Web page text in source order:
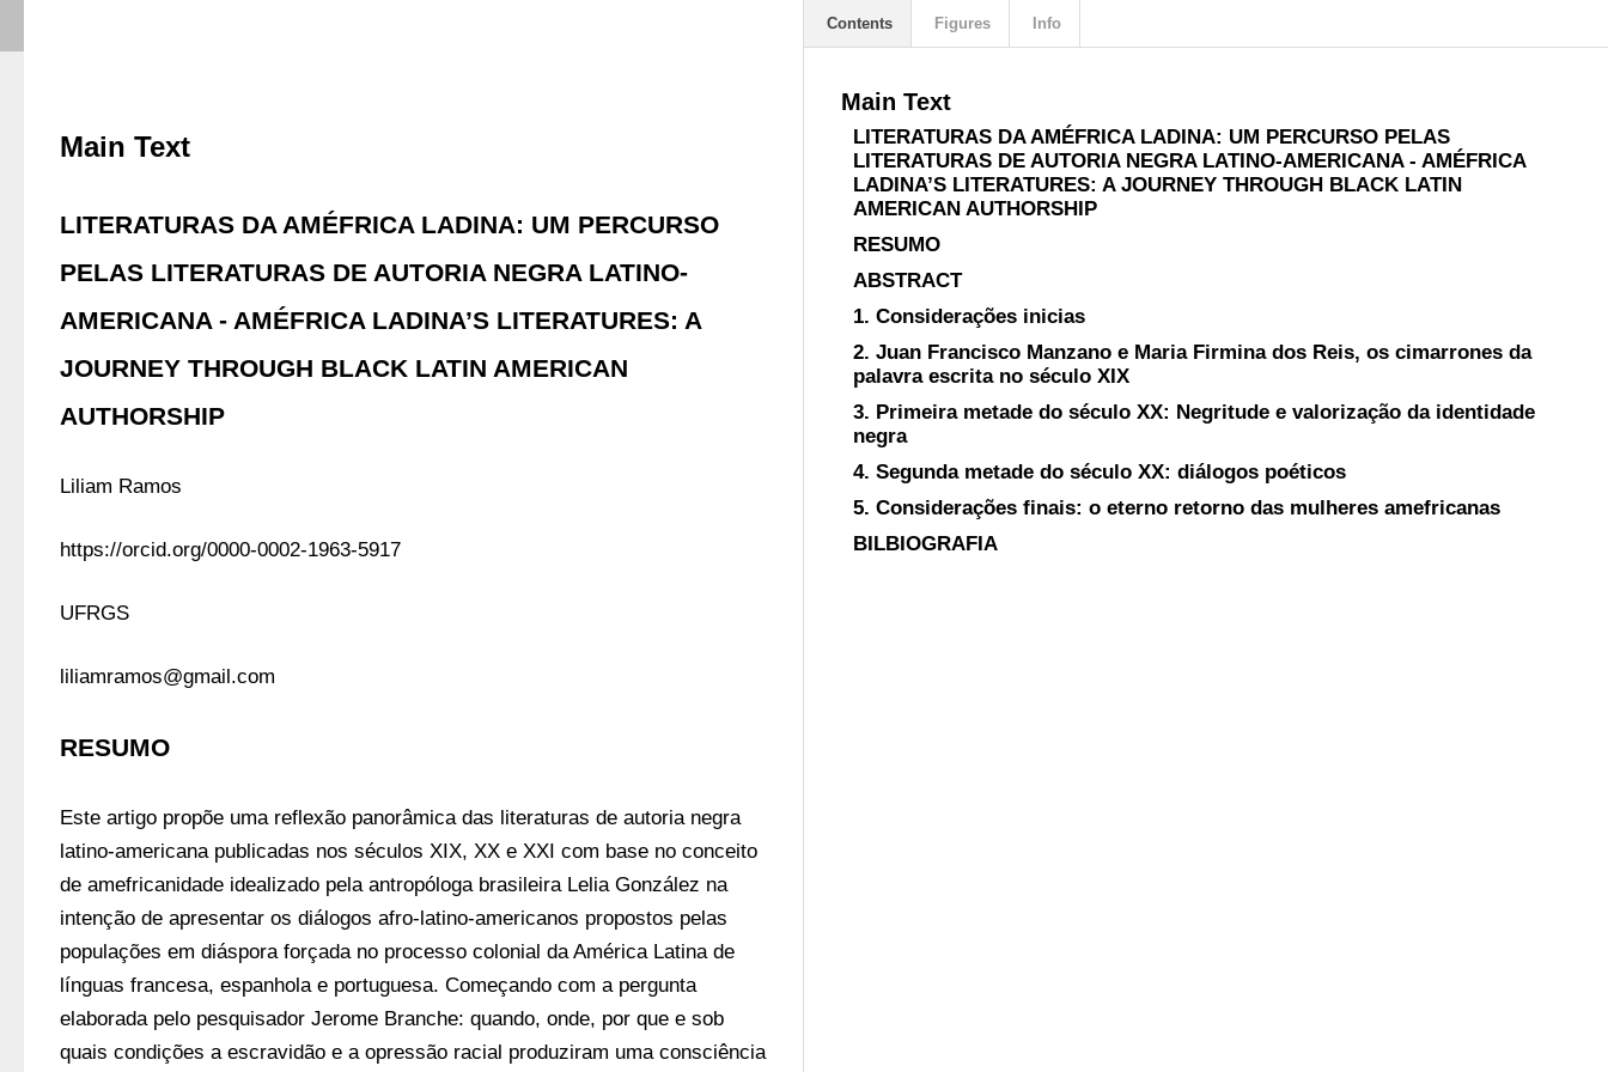
Main Text
LITERATURAS DA AMÉFRICA LADINA: UM PERCURSO
PELAS LITERATURAS DE AUTORIA NEGRA LATINO-
AMERICANA - AMÉFRICA LADINA’S LITERATURES: A
JOURNEY THROUGH BLACK LATIN AMERICAN
AUTHORSHIP
Liliam Ramos
https://orcid.org/0000-0002-1963-5917
UFRGS
liliamramos@gmail.com
RESUMO
Este artigo propõe uma reflexão panorâmica das literaturas de autoria negra
latino-americana publicadas nos séculos XIX, XX e XXI com base no conceito
de amefricanidade idealizado pela antropóloga brasileira Lelia González na
intenção de apresentar os diálogos afro-latino-americanos propostos pelas
populações em diáspora forçada no processo colonial da América Latina de
línguas francesa, espanhola e portuguesa. Começando com a pergunta
elaborada pelo pesquisador Jerome Branche: quando, onde, por que e sob
quais condições a escravidão e a opressão racial produziram uma consciência
Main Text
LITERATURAS DA AMÉFRICA LADINA: UM PERCURSO PELAS
LITERATURAS DE AUTORIA NEGRA LATINO-AMERICANA - AMÉFRICA
LADINA’S LITERATURES: A JOURNEY THROUGH BLACK LATIN
AMERICAN AUTHORSHIP
RESUMO
ABSTRACT
1. Considerações inicias
2. Juan Francisco Manzano e Maria Firmina dos Reis, os cimarrones da
palavra escrita no século XIX
3. Primeira metade do século XX: Negritude e valorização da identidade
negra
4. Segunda metade do século XX: diálogos poéticos
5. Considerações finais: o eterno retorno das mulheres amefricanas
BILBIOGRAFIA
Contents Figures Info